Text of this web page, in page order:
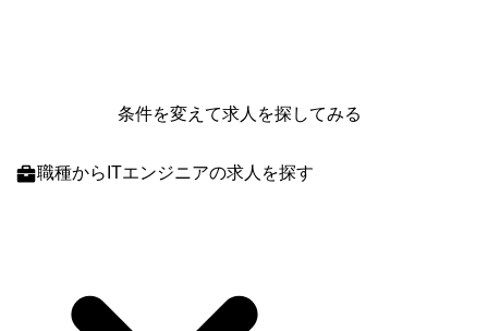
条件を変えて求人を探してみる
職種からITエンジニアの求人を探す